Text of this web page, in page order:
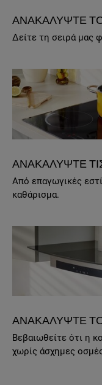
ΑΝΑΚΑΛΥΨΤΕ
Δείτε τη σειρά μας
ΑΝΑΚΑΛΥΨΤΕ
Από επαγωγικές
καθάρισμα.
ΑΝΑΚΑΛΥΨΤΕ
Βεβαιωθείτε ότι η
χωρίς άσχημες